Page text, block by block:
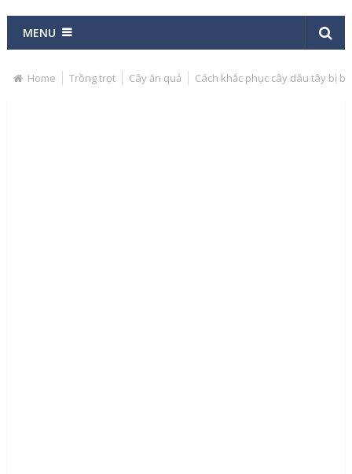
MENU
Home Trồng trọt Cây ăn quả Cách khắc phục cây dâu tây bị